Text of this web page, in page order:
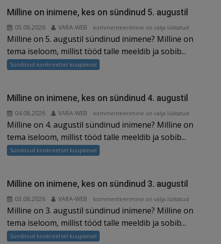
Milline on inimene, kes on sündinud 5. augustil
05.08.2026 VARA-WEB
Milline
on
inimene,
kes
on
augustil
kommenteerimine on välja lülitatud
Milline on 5. augustil sündinud inimene? Milline on
tema iseloom, millist tööd talle meeldib ja sobib...
Sündinud konkreetsel kuupäeval
Milline on inimene, kes on sündinud 4. augustil
04.08.2026 VARA-WEB
Milline
on
inimene,
kes
on
augustil
kommenteerimine on välja lülitatud
Milline on 4. augustil sündinud inimene? Milline on
tema iseloom, millist tööd talle meeldib ja sobib...
Sündinud konkreetsel kuupäeval
Milline on inimene, kes on sündinud 3. augustil
03.08.2026 VARA-WEB
Milline
on
inimene,
kes
on
kommenteerimine on välja lülitatud
Milline on 3. augustil sündinud inimene? Milline on
tema iseloom, millist tööd talle meeldib ja sobib...
Sündinud konkreetsel kuupäeval